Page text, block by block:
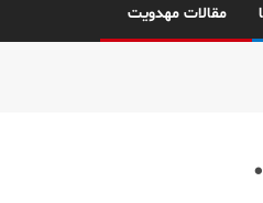
مقالات مهدویت